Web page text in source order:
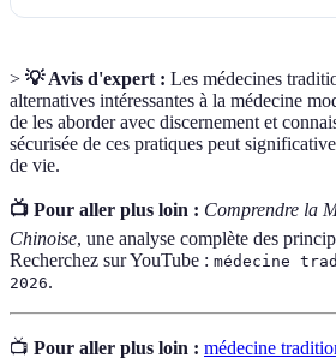
> 💡 Avis d'expert : Les médecines
alternatives intéressantes à la médecine
de les aborder avec discernement et
sécurisée de ces pratiques peut
de vie.
📺 Pour aller plus loin : Comprendre la
Chinoise, une analyse complète des
Recherchez sur YouTube : médecine
2026.
📺 Pour aller plus loin : médecine